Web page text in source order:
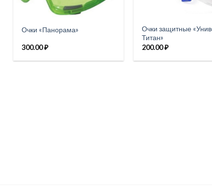
Очки «Панорама»
300.00₽
Очки защитные
Титан»
200.00₽